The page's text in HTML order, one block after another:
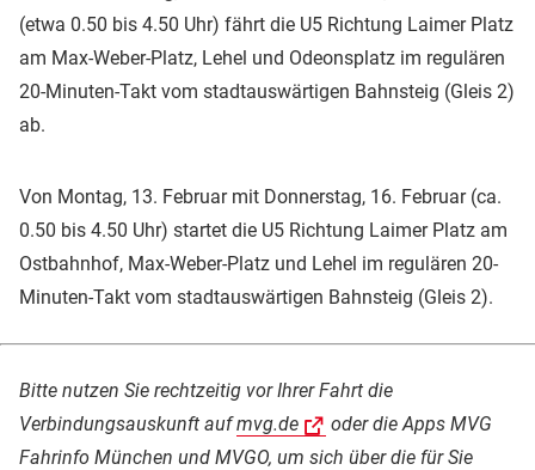
(etwa 0.50 bis 4.50 Uhr) fährt die U5 Richtung Laimer Platz
am Max-Weber-Platz, Lehel und Odeonsplatz im regulären
20-Minuten-Takt vom stadtauswärtigen Bahnsteig (Gleis 2)
ab.
Von Montag, 13. Februar mit Donnerstag, 16. Februar (ca.
0.50 bis 4.50 Uhr) startet die U5 Richtung Laimer Platz am
Ostbahnhof, Max-Weber-Platz und Lehel im regulären 20-
Minuten-Takt vom stadtauswärtigen Bahnsteig (Gleis 2).
Bitte nutzen Sie rechtzeitig vor Ihrer Fahrt die
Verbindungsauskunft aufmvg.de
oder die Apps MVG
Fahrinfo München und MVGO, um sich über die für Sie